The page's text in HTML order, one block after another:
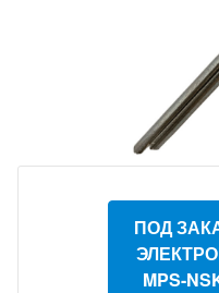
ПОД
MPS-